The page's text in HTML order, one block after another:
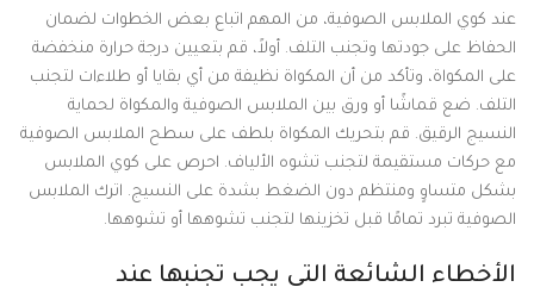
عند كوي الملابس الصوفية، من المهم اتباع بعض الخطوات لضمان
الحفاظ على جودتها وتجنب التلف. أولاً، قم بتعيين درجة حرارة منخفضة
على المكواة، وتأكد من أن المكواة نظيفة من أي بقايا أو طلاءات لتجنب
التلف. ضع قماشًا أو ورق بين الملابس الصوفية والمكواة لحماية
النسيج الرقيق. قم بتحريك المكواة بلطف على سطح الملابس الصوفية
مع حركات مستقيمة لتجنب تشوه الألياف. احرص على كوي الملابس
بشكل متساوٍ ومنتظم دون الضغط بشدة على النسيج. اترك الملابس
الصوفية تبرد تمامًا قبل تخزينها لتجنب تشوهها أو تشوهها.
الأخطاء الشائعة التي يجب تجنبها عند